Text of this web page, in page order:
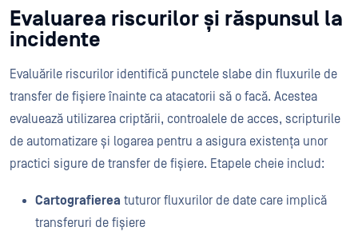
Evaluarea riscurilor și răspunsul la
incidente
Evaluările riscurilor identifică punctele slabe din fluxurile de
transfer de fișiere înainte ca atacatorii să o facă. Acestea
evaluează utilizarea criptării, controalele de acces, scripturile
de automatizare și logarea pentru a asigura existența unor
practici sigure de transfer de fișiere. Etapele cheie includ:
Cartografierea tuturor fluxurilor de date care implică
transferuri de fișiere